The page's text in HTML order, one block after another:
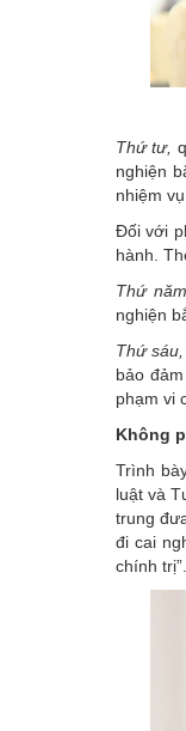
Thứ tư,
nghiện
nhiệm
Đối với
hành.
Thứ năm,
nghiện
Thứ sáu,
bảo
phạm vi
Không
Trình
luật và
trung
đi cai
chính trị”.